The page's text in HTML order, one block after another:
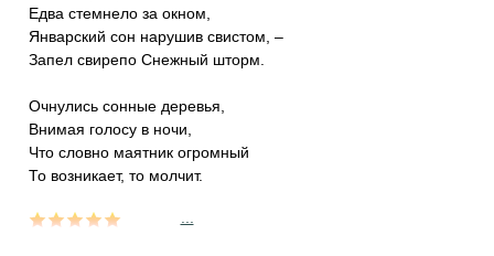
Едва стемнело за окном,
Январский сон нарушив свистом, –
Запел свирепо Снежный шторм.
Очнулись сонные деревья,
Внимая голосу в ночи,
Что словно маятник огромный
То возникает, то молчит.